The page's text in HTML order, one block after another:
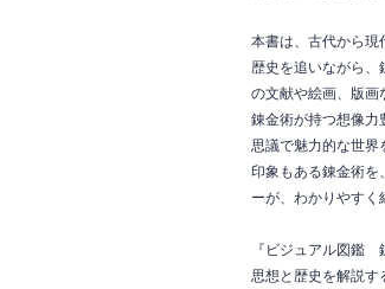
本書は、古代から現
歴史を追いながら、
の文献や絵画、版画
錬金術が持つ想像力
思議で魅力的な世界
印象もある錬金術を
ーが、わかりやすく
『ビジュアル図鑑
思想と歴史を解説す